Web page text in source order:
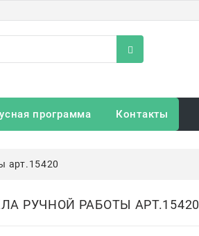
программа Контакты
арт.15420
РУЧНОЙ РАБОТЫ АРТ.15420